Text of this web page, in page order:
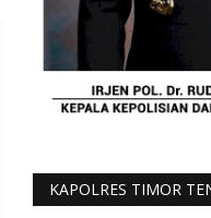
KAPOLRES TIMOR